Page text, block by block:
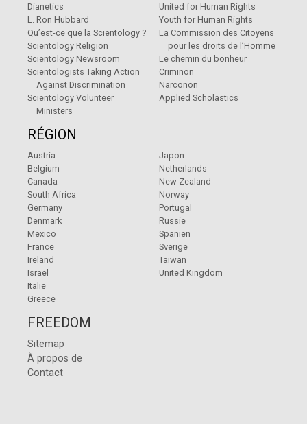
Dianetics
L. Ron Hubbard
Qu’est-ce que la Scientology ?
Scientology Religion
Scientology Newsroom
Scientologists Taking Action
Against Discrimination
Scientology Volunteer
Ministers
United for Human Rights
Youth for Human Rights
La Commission des Citoyens
pour les droits de l’Homme
Le chemin du bonheur
Criminon
Narconon
Applied Scholastics
RÉGION
Austria
Belgium
Canada
South Africa
Germany
Denmark
Mexico
France
Ireland
Israël
Italie
Greece
Japon
Netherlands
New Zealand
Norway
Portugal
Russie
Spanien
Sverige
Taiwan
United Kingdom
FREEDOM
Sitemap
À propos de
Contact